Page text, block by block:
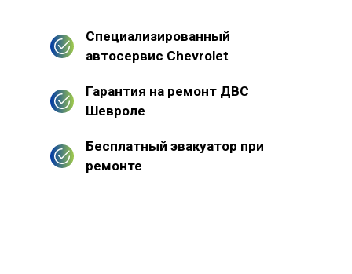
Специализированный
автосервис Chevrolet
Гарантия на ремонт ДВС
Шевроле
Бесплатный эвакуатор при
ремонте